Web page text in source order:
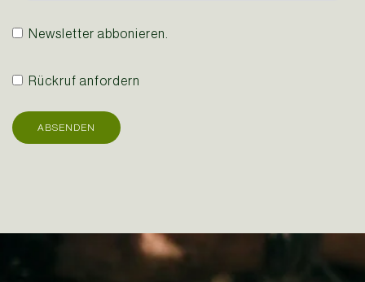
Newsletter abbonieren.
Rückruf anfordern
ABSENDEN